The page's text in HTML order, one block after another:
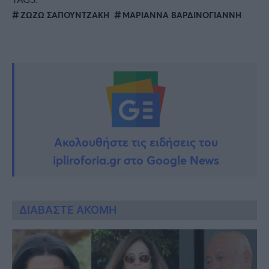
ΖΩΖΩ ΣΑΠΟΥΝΤΖΑΚΗ ΜΑΡΙΑΝΝΑ ΒΑΡΔΙΝΟΓΙΑΝΝΗ
Ακολουθήστε τις ειδήσεις του
ipliroforia.gr στο Google News
ΔΙΑΒΑΣΤΕ ΑΚΟΜΗ